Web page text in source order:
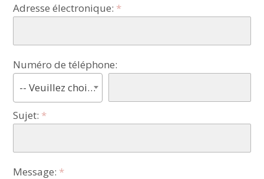
Adresse électronique:
Numéro de téléphone:
-- Veuillez choisir ! --
Sujet:
Message: